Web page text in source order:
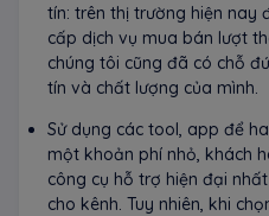
tín: trên thị trường hiện nay
cấp dịch vụ mua bán lượt
chúng tôi cũng đã có chỗ
tín và chất lượng của mình.
Sử dụng các tool, app để
một khoản phí nhỏ, khách
công cụ hỗ trợ hiện đại
cho kênh. Tuy nhiên, khi